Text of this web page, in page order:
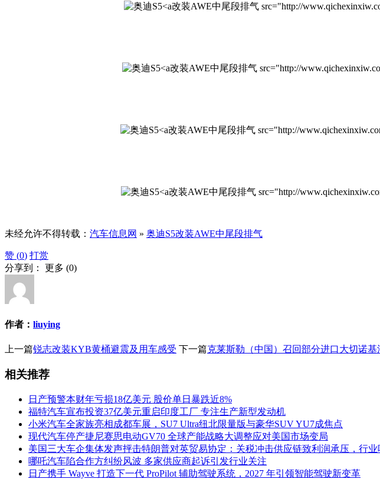
改装AWE中尾段排气 src="http://
改装AWE中尾段排气 src="http://
改装AWE中尾段排气 src="http://
改装AWE中尾段排气 src="http://
未经允许不得转载： 汽车信息网 » 奥迪S5改装AWE中尾段排气
赞 (0) 打赏
分享到： 更多 (0)
作者： liuying
上一篇锐志改装KYB黄桶避震及用车感受 下一篇克莱斯勒（中国）召回部分进口大切诺基
相关推荐
日产预警本财年亏损18亿美元 股价单日暴跌近8%
福特汽车宣布投资37亿美元重启印度工厂 专注生产新型发动机
小米汽车全家族亮相成都车展，SU7 Ultra纽北限量版与豪华SUV YU7成焦点
现代汽车停产捷尼赛思电动GV70 全球产能战略大调整应对美国市场变局
美国三大车企集体发声抨击特朗普对英贸易协定：关税冲击供应链致利润承压，行
哪吒汽车陷合作方纠纷风波 多家供应商起诉引发行业关注
日产携手 Wayve 打造下一代 ProPilot 辅助驾驶系统，2027 年引领智能驾驶新变革